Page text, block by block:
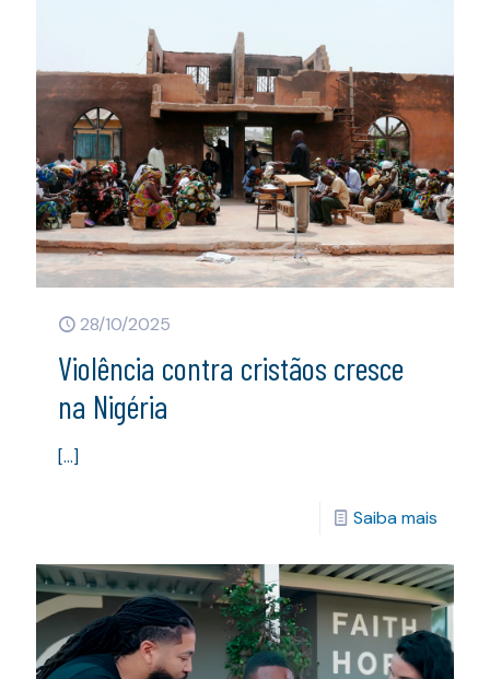
28/10/2025
Violência contra cristãos cresce
na Nigéria
[…]
Saiba mais